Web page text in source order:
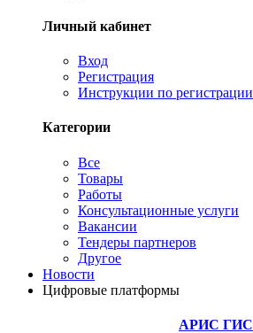
Личный кабинет
Вход
Регистрация
Инструкции по регистрации
Категории
Все
Товары
Работы
Консультационные услуги
Вакансии
Тендеры партнеров
Другое
Новости
Цифровые платформы
АРИС ГИС